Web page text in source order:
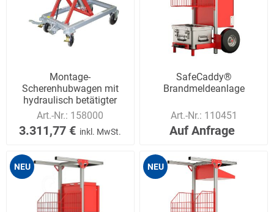
Montage-
Scherenhubwagen mit
hydraulisch betätigter
Scherenkonstruktion
Art.-Nr.: 158000
3.311,77 € inkl. MwSt.
SafeCaddy®
Brandmeldeanlage
Art.-Nr.: 110451
Auf Anfrage
NEU NEU